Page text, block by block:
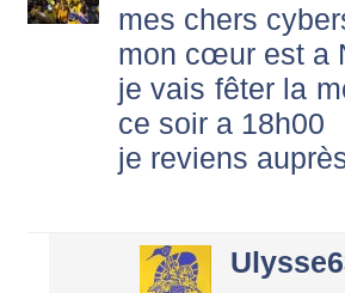
mes chers
mon cœur est a
je vais fêter la
ce soir a 18h00
je reviens